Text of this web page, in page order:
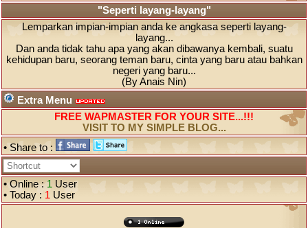
"Seperti layang-layang"
Lemparkan impian-impian anda ke angkasa seperti layang-
layang...
Dan anda tidak tahu apa yang akan dibawanya kembali, suatu
kehidupan baru, seorang teman baru, cinta yang baru atau bahkan
negeri yang baru...
(By Anais Nin)
Extra Menu
FREE WAPMASTER FOR YOUR SITE...!!!
VISIT TO MY SIMPLE BLOG...
• Share to :
• Online :1 User
• Today : 1 User